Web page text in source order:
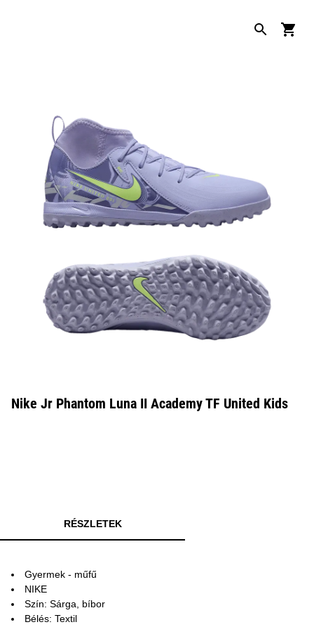
Nike Jr Phantom Luna II Academy TF United Kids
RÉSZLETEK
Gyermek - műfű
NIKE
Szín: Sárga, bíbor
Bélés: Textil